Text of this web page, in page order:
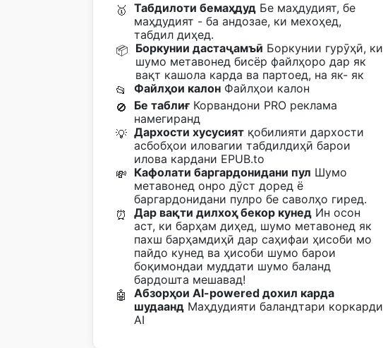
🥇 Табдилоти бемаҳдудБе маҳдудият, бе
маҳдудият - ба андозае, ки мехоҳед,
табдил диҳед.
📦 Боркунии дастаҷамъӣ Боркунии гурӯҳӣ, ки
шумо метавонед бисёр файлҳоро дар як
вақт кашола карда ва партоед, на як- як
📂
Файлҳои калонФайлҳои калон
🚫
Бе таблиғКорвандони PRO реклама
намегиранд
💡 Дархости хусусиятқобилияти дархости
асбобҳои иловагии табдилдиҳӣ барои
илова кардани EPUB.to
💸 Кафолати баргардонидани пул Шумо
метавонед онро дӯст доред ё
баргардонидани пулро бе саволҳо гиред.
⏰
Дар вақти дилхоҳ бекор кунедИн осон
аст, ки барҳам диҳед, шумо метавонед як
пахш барҳамдиҳӣ дар саҳифаи ҳисоби мо
пайдо кунед ва ҳисоби шумо барои
боқимондаи муддати шумо баланд
бардошта мешавад!
🤖
Абзорҳои AI-powered дохил карда
шудаандМаҳдудияти баландтари коркарди
AI